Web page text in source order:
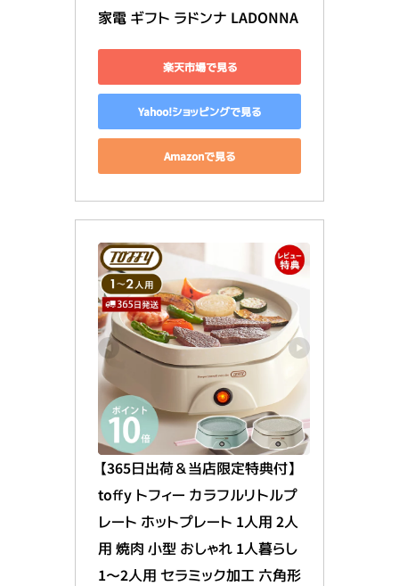
家電 ギフト ラドンナ LADONNA
楽天市場で見る
Yahoo!ショッピングで見る
Amazonで見る
【365日出荷＆当店限定特典付】
toffy トフィー カラフルリトルプ
レート ホットプレート 1人用 2人
用 焼肉 小型 おしゃれ 1人暮らし
1～2人用 セラミック加工 六角形